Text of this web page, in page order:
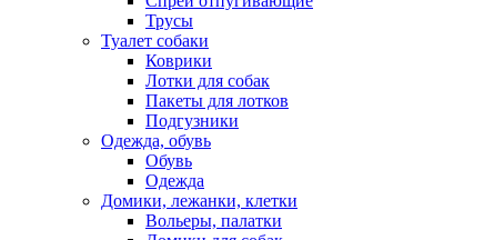
Трусы
Туалет собаки
Коврики
Лотки для собак
Пакеты для лотков
Подгузники
Одежда, обувь
Обувь
Одежда
Домики, лежанки, клетки
Вольеры, палатки